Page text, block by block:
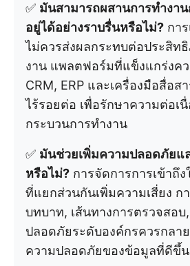
✅ มันสามารถผสานการทำงา
อยู่ได้อย่างราบรื่นหรือไม่? กา
ไม่ควรส่งผลกระทบต่อประสิท
งาน แพลตฟอร์มที่แข็งแกร่งค
CRM, ERP และเครื่องมือสื่อ
ไร้รอยต่อ เพื่อรักษาความต่อเ
กระบวนการทำงาน
✅ มันช่วยเพิ่มความปลอดภัยแ
หรือไม่? การจัดการการเข้าถึ
ที่แยกส่วนกันเพิ่มความเสี่ยง
บทบาท, เส้นทางการตรวจสอ
ปลอดภัยระดับองค์กรควรกลา
ความปลอดภัยของข้อมูลที่ดีขึ้น